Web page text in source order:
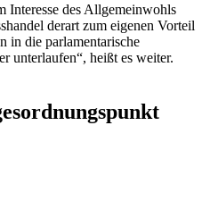
Interesse des Allgemeinwohls
derart zum eigenen Vorteil
in die parlamentarische
unterlaufen“, heißt es weiter.